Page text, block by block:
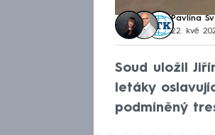
Pavlína
22. kvě
Soud uložil
letáky
podmíněný